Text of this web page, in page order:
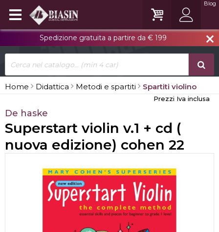
close
Spedizione gratuita a partire da € 199
Blog
Home Didattica Metodi e spartiti Spartiti violino
Prezzi Iva inclusa
De haske
Superstart violin v.1 + cd (
nuova edizione) cohen 22